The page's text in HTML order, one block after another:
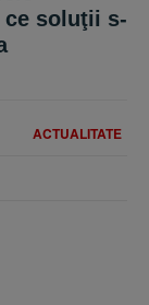
soluţii s-
ACTUALITATE